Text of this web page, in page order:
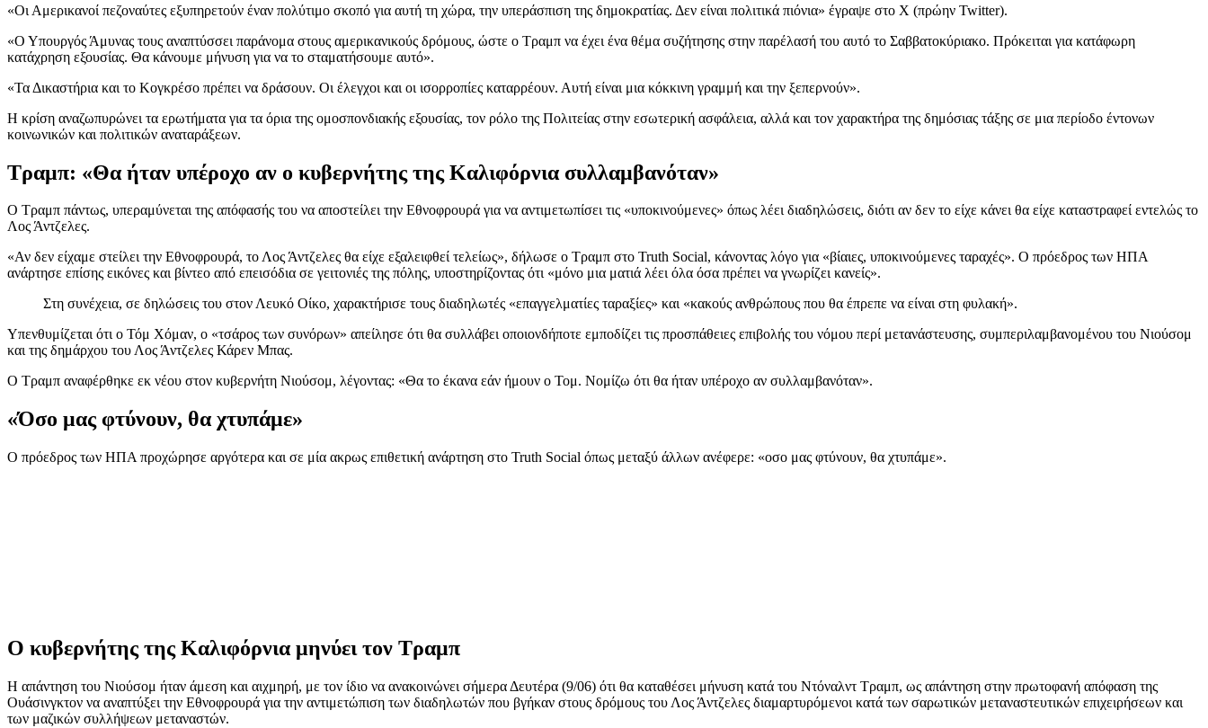
«Οι Αμερικανοί πεζοναύτες εξυπηρετούν έναν πολύτιμο σκοπό για αυτή τη χώρα, την υπεράσπιση της δημοκρατίας. Δεν είναι πολιτικά πιόνια» έγραψε στο Χ (πρώην Twitter).
«Ο Υπουργός Άμυνας τους αναπτύσσει παράνομα στους αμερικανικούς δρόμους, ώστε ο Τραμπ να έχει ένα θέμα συζήτησης στην παρέλασή του αυτό το Σαββατοκύριακο. Πρόκειται για κατάφωρη
κατάχρηση εξουσίας. Θα κάνουμε μήνυση για να το σταματήσουμε αυτό».
«Τα Δικαστήρια και το Κογκρέσο πρέπει να δράσουν. Οι έλεγχοι και οι ισορροπίες καταρρέουν. Αυτή είναι μια κόκκινη γραμμή και την ξεπερνούν».
Η κρίση αναζωπυρώνει τα ερωτήματα για τα όρια της ομοσπονδιακής εξουσίας, τον ρόλο της Πολιτείας στην εσωτερική ασφάλεια, αλλά και τον χαρακτήρα της δημόσιας τάξης σε μια περίοδο έντονων
κοινωνικών και πολιτικών αναταράξεων.
Τραμπ: «Θα ήταν υπέροχο αν ο κυβερνήτης της Καλιφόρνια συλλαμβανόταν»
Ο Τραμπ πάντως, υπεραμύνεται της απόφασής του να αποστείλει την Εθνοφρουρά για να αντιμετωπίσει τις «υποκινούμενες» όπως λέει διαδηλώσεις, διότι αν δεν το είχε κάνει θα είχε καταστραφεί εντελώς το
Λος Άντζελες.
«Αν δεν είχαμε στείλει την Εθνοφρουρά, το Λος Άντζελες θα είχε εξαλειφθεί τελείως», δήλωσε ο Τραμπ στο Truth Social, κάνοντας λόγο για «βίαιες, υποκινούμενες ταραχές». Ο πρόεδρος των ΗΠΑ
ανάρτησε επίσης εικόνες και βίντεο από επεισόδια σε γειτονιές της πόλης, υποστηρίζοντας ότι «μόνο μια ματιά λέει όλα όσα πρέπει να γνωρίζει κανείς».
Στη συνέχεια, σε δηλώσεις του στον Λευκό Οίκο, χαρακτήρισε τους διαδηλωτές «επαγγελματίες ταραξίες» και «κακούς ανθρώπους που θα έπρεπε να είναι στη φυλακή».
Yπενθυμίζεται ότι ο Τόμ Χόμαν, ο «τσάρος των συνόρων» απείλησε ότι θα συλλάβει οποιονδήποτε εμποδίζει τις προσπάθειες επιβολής του νόμου περί μετανάστευσης, συμπεριλαμβανομένου του Νιούσομ
και της δημάρχου του Λος Άντζελες Κάρεν Μπας.
Ο Τραμπ αναφέρθηκε εκ νέου στον κυβερνήτη Νιούσομ, λέγοντας: «Θα το έκανα εάν ήμουν ο Τομ. Νομίζω ότι θα ήταν υπέροχο αν συλλαμβανόταν».
«Όσο μας φτύνουν, θα χτυπάμε»
Ο πρόεδρος των ΗΠΑ προχώρησε αργότερα και σε μία ακρως επιθετική ανάρτηση στο Truth Social όπως μεταξύ άλλων ανέφερε: «οσο μας φτύνουν, θα χτυπάμε».
Ο κυβερνήτης της Καλιφόρνια μηνύει τον Τραμπ
Η απάντηση του Νιούσομ ήταν άμεση και αιχμηρή, με τον ίδιο να ανακοινώνει σήμερα Δευτέρα (9/06) ότι θα καταθέσει μήνυση κατά του Ντόναλντ Τραμπ, ως απάντηση στην πρωτοφανή απόφαση της
Ουάσινγκτον να αναπτύξει την Εθνοφρουρά για την αντιμετώπιση των διαδηλωτών που βγήκαν στους δρόμους του Λος Άντζελες διαμαρτυρόμενοι κατά των σαρωτικών μεταναστευτικών επιχειρήσεων και
των μαζικών συλλήψεων μεταναστών.